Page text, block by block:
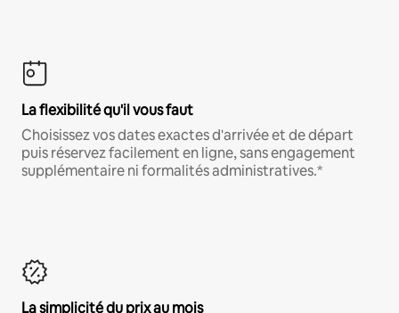
La flexibilité qu'il vous faut
Choisissez vos dates exactes d'arrivée et de départ
puis réservez facilement en ligne, sans engagement
supplémentaire ni formalités administratives.*
La simplicité du prix au mois